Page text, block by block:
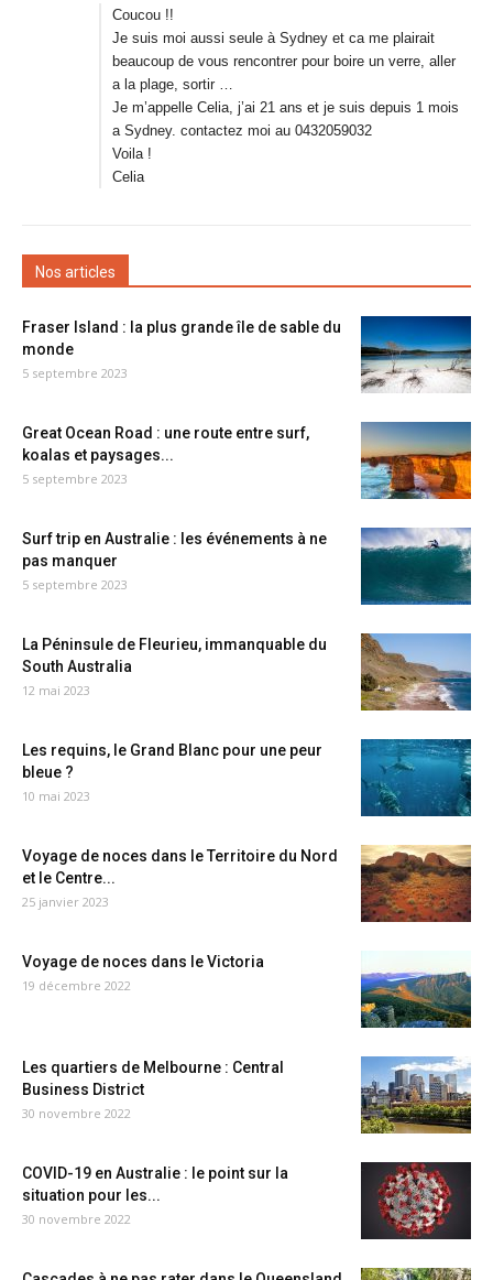
Coucou !!
Je suis moi aussi seule à Sydney et ca me plairait
beaucoup de vous rencontrer pour boire un verre, aller
a la plage, sortir …
Je m’appelle Celia, j’ai 21 ans et je suis depuis 1 mois
a Sydney. contactez moi au 0432059032
Voila !
Celia
Nos articles
Fraser Island : la plus grande île de sable du
monde
5 septembre 2023
Great Ocean Road : une route entre surf,
koalas et paysages...
5 septembre 2023
Surf trip en Australie : les événements à ne
pas manquer
5 septembre 2023
La Péninsule de Fleurieu, immanquable du
South Australia
12 mai 2023
Les requins, le Grand Blanc pour une peur
bleue ?
10 mai 2023
Voyage de noces dans le Territoire du Nord
et le Centre...
25 janvier 2023
Voyage de noces dans le Victoria
19 décembre 2022
Les quartiers de Melbourne : Central
Business District
30 novembre 2022
COVID-19 en Australie : le point sur la
situation pour les...
30 novembre 2022